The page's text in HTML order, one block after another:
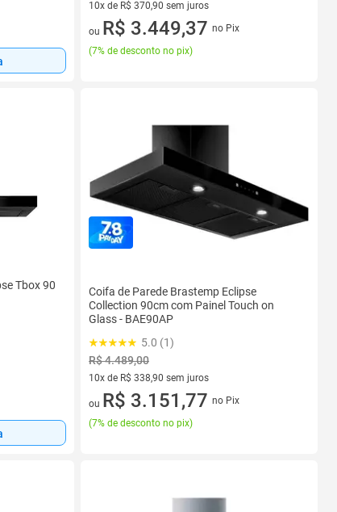
10x de R$ 370,90 sem juros
10 vez de R$ 370,90 sem juros
ou R$ 3.449,37 no Pix
(7% de desconto no pix)
Tbox 90
Coifa de Parede Brastemp Eclipse
Collection 90cm com Painel Touch on
Glass - BAE90AP
5.0 (1)
R$ 4.489,00
10x de R$ 338,90 sem juros
10 vez de R$ 338,90 sem juros
ou R$ 3.151,77 no Pix
(7% de desconto no pix)